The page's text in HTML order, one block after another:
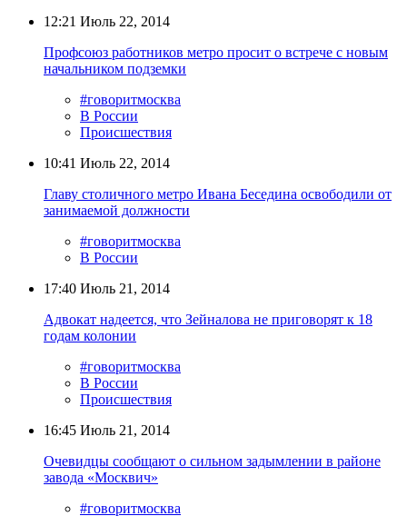
12:21 Июль 22, 2014
Профсоюз работников метро просит о встрече с новым
начальником подземки
#говоритмосква
В России
Происшествия
10:41 Июль 22, 2014
Главу столичного метро Ивана Беседина освободили от
занимаемой должности
#говоритмосква
В России
17:40 Июль 21, 2014
Адвокат надеется, что Зейналова не приговорят к 18
годам колонии
#говоритмосква
В России
Происшествия
16:45 Июль 21, 2014
Очевидцы сообщают о сильном задымлении в районе
завода «Москвич»
#говоритмосква